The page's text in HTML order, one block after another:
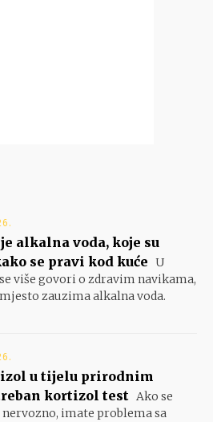
alkalna voda, koje su
se pravi kod kuće U
više govori o zdravim navikama,
zauzima alkalna voda.
u tijelu prirodnim
kortizol test Ako se
imate problema sa